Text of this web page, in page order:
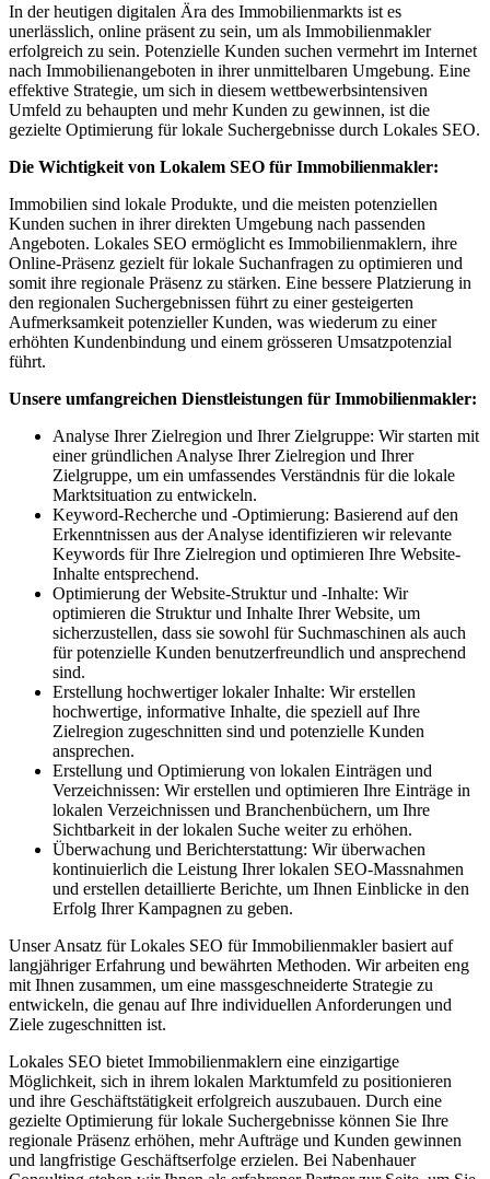
In der heutigen digitalen Ära des Immobilienmarkts ist es
unerlässlich, online präsent zu sein, um als Immobilienmakler
erfolgreich zu sein. Potenzielle Kunden suchen vermehrt im Internet
nach Immobilienangeboten in ihrer unmittelbaren Umgebung. Eine
effektive Strategie, um sich in diesem wettbewerbsintensiven
Umfeld zu behaupten und mehr Kunden zu gewinnen, ist die
gezielte Optimierung für lokale Suchergebnisse durch Lokales SEO.
Die Wichtigkeit von Lokalem SEO für Immobilienmakler:
Immobilien sind lokale Produkte, und die meisten potenziellen
Kunden suchen in ihrer direkten Umgebung nach passenden
Angeboten. Lokales SEO ermöglicht es Immobilienmaklern, ihre
Online-Präsenz gezielt für lokale Suchanfragen zu optimieren und
somit ihre regionale Präsenz zu stärken. Eine bessere Platzierung in
den regionalen Suchergebnissen führt zu einer gesteigerten
Aufmerksamkeit potenzieller Kunden, was wiederum zu einer
erhöhten Kundenbindung und einem grösseren Umsatzpotenzial
führt.
Unsere umfangreichen Dienstleistungen für Immobilienmakler:
Analyse Ihrer Zielregion und Ihrer Zielgruppe: Wir starten mit
einer gründlichen Analyse Ihrer Zielregion und Ihrer
Zielgruppe, um ein umfassendes Verständnis für die lokale
Marktsituation zu entwickeln.
Keyword-Recherche und -Optimierung: Basierend auf den
Erkenntnissen aus der Analyse identifizieren wir relevante
Keywords für Ihre Zielregion und optimieren Ihre Website-
Inhalte entsprechend.
Optimierung der Website-Struktur und -Inhalte: Wir
optimieren die Struktur und Inhalte Ihrer Website, um
sicherzustellen, dass sie sowohl für Suchmaschinen als auch
für potenzielle Kunden benutzerfreundlich und ansprechend
sind.
Erstellung hochwertiger lokaler Inhalte: Wir erstellen
hochwertige, informative Inhalte, die speziell auf Ihre
Zielregion zugeschnitten sind und potenzielle Kunden
ansprechen.
Erstellung und Optimierung von lokalen Einträgen und
Verzeichnissen: Wir erstellen und optimieren Ihre Einträge in
lokalen Verzeichnissen und Branchenbüchern, um Ihre
Sichtbarkeit in der lokalen Suche weiter zu erhöhen.
Überwachung und Berichterstattung: Wir überwachen
kontinuierlich die Leistung Ihrer lokalen SEO-Massnahmen
und erstellen detaillierte Berichte, um Ihnen Einblicke in den
Erfolg Ihrer Kampagnen zu geben.
Unser Ansatz für Lokales SEO für Immobilienmakler basiert auf
langjähriger Erfahrung und bewährten Methoden. Wir arbeiten eng
mit Ihnen zusammen, um eine massgeschneiderte Strategie zu
entwickeln, die genau auf Ihre individuellen Anforderungen und
Ziele zugeschnitten ist.
Lokales SEO bietet Immobilienmaklern eine einzigartige
Möglichkeit, sich in ihrem lokalen Marktumfeld zu positionieren
und ihre Geschäftstätigkeit erfolgreich auszubauen. Durch eine
gezielte Optimierung für lokale Suchergebnisse können Sie Ihre
regionale Präsenz erhöhen, mehr Aufträge und Kunden gewinnen
und langfristige Geschäftserfolge erzielen. Bei Nabenhauer